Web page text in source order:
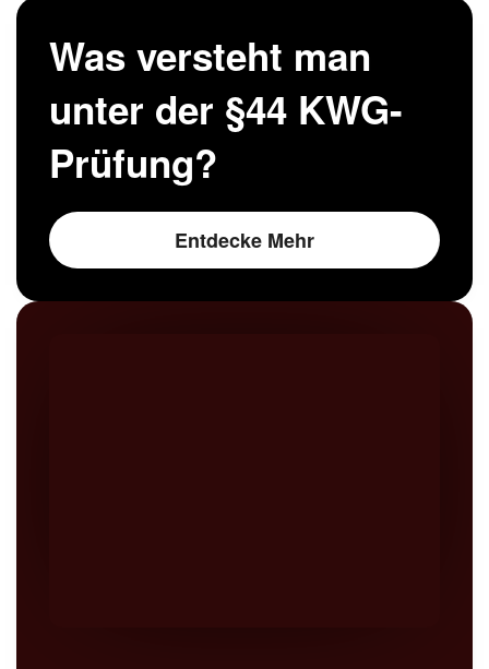
Was versteht man
unter der §44 KWG-
Prüfung?
Entdecke Mehr